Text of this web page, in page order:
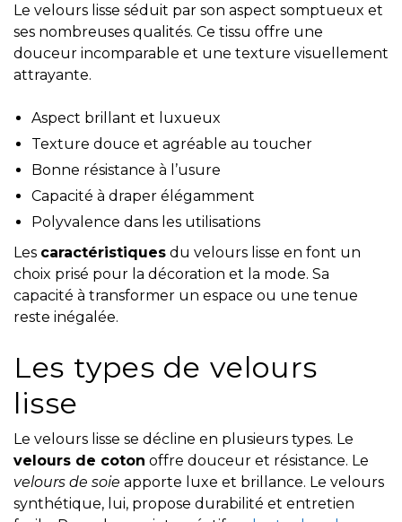
Le velours lisse séduit par son aspect somptueux et
ses nombreuses qualités. Ce tissu offre une
douceur incomparable et une texture visuellement
attrayante.
Aspect brillant et luxueux
Texture douce et agréable au toucher
Bonne résistance à l’usure
Capacité à draper élégamment
Polyvalence dans les utilisations
Les caractéristiques du velours lisse en font un
choix prisé pour la décoration et la mode. Sa
capacité à transformer un espace ou une tenue
reste inégalée.
Les types de velours
lisse
Le velours lisse se décline en plusieurs types. Le
velours de coton offre douceur et résistance. Le
velours de soie apporte luxe et brillance. Le velours
synthétique, lui, propose durabilité et entretien